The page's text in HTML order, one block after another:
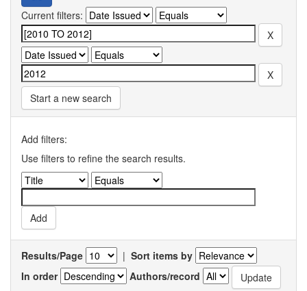
Current filters:
Start a new search
Add filters:
Use filters to refine the search results.
Results/Page | Sort items by
In order
Authors/record